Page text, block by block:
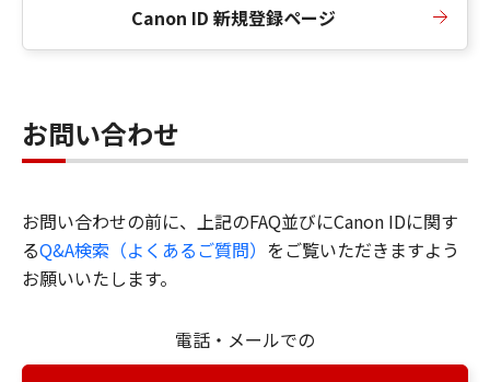
Canon ID 新規登録ページ
お問い合わせ
お問い合わせの前に、上記のFAQ並びにCanon IDに関す
るQ&A検索（よくあるご質問） をご覧いただきますよう
お願いいたします。
電話・メールでの